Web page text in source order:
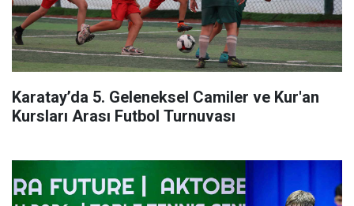
Karatay’da 5. Geleneksel Camiler ve Kur'an
Kursları Arası Futbol Turnuvası